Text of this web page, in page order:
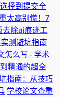
择到提交全
太高别慌！7
去除ai痕迹工
测避坑指南
怎么写 - 学术
精通的超全
指南：从技巧
学校论文查重